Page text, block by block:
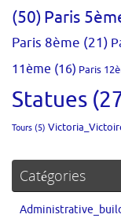
(50)Paris
Paris 8ème (21)
11ème (16) Paris
Statues
Tours (5)
Catégories